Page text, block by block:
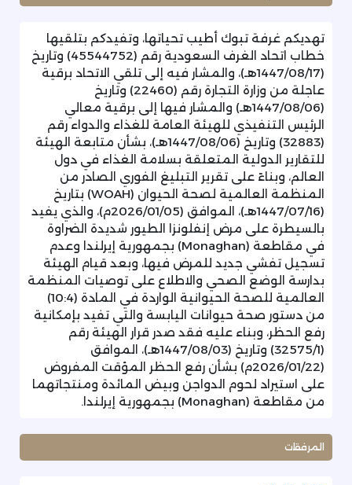
تهديكم غرفة تبوك أطيب تحياتها، وتفيدكم بتلقيها
خطاب اتحاد الغرف السعودية رقم (45544752) وتاريخ
(1447/08/17هـ)، والمشار فيه إلى تلقي الاتحاد برقية
عاجلة من وزارة التجارة رقم (22460) وتاريخ
(1447/08/06هـ) والمشار فيها إلى برقية معالي
الرئيس التنفيذي للهيئة العامة للغذاء والدواء رقم
(32883) وتاريخ (1447/08/06هـ)، بشأن متابعة الهيئة
للتقارير الدولية المتعلقة بسلامة الغذاء في دول
العالم، وبناءً على تقرير التبليغ الفوري الصادر من
المنظمة العالمية لصحة الحيوان (WOAH) بتاريخ
(1447/07/16هـ)، الموافق (2026/01/05م)، والذي يفيد
بالسيطرة على مرض إنفلونزا الطيور شديدة الضراوة
في مقاطعة (Monaghan) بجمهورية إيرلندا وعدم
تسجيل تفشي جديد للمرض فيها، وبعد قيام الهيئة
بدارسة الوضع الصحي والاطلاع على توصيات المنظمة
العالمية للصحة الحيوانية الواردة في المادة (10:4)
من دستور صحة حيوانات اليابسة والتي تفيد بإمكانية
رفع الحظر، وبناء عليه فقد صدر قرار الهيئة رقم
(32575/1) وتاريخ (1447/08/03هـ)، الموافق
(2026/01/22م) بشأن رفع الحظر المؤقت المفروض
على استيراد لحوم الدواجن وبيض المائدة ومنتجاتهما
من مقاطعة (Monaghan) بجمهورية إيرلندا.
المرفقات